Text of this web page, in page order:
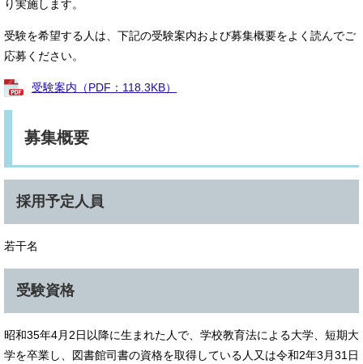
り実施します。
受験を希望する人は、下記の受験案内および募集概要をよく読んでご
応募ください。
受験案内（PDF：118.3KB）
募集概要
採用予定人員
若干名
受験資格
昭和35年4月2日以降に生まれた人で、学校教育法による大学、短期大
学を卒業し、図書館司書の資格を取得している人又は令和2年3月31日